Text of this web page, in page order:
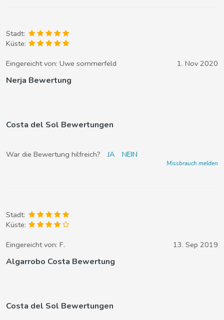
Stadt:
Küste:
Eingereicht von: Uwe sommerfeld 1. Nov 2020
Nerja Bewertung
Costa del Sol Bewertungen
War die Bewertung hilfreich? JA NEIN
Missbrauch melden
Stadt:
Küste:
Eingereicht von: F. 13. Sep 2019
Algarrobo Costa Bewertung
Costa del Sol Bewertungen